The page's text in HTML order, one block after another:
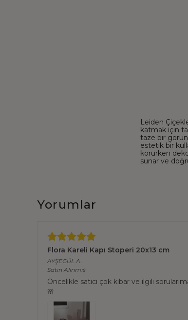
Leiden
katmak için
taze bir
estetik bir
korurken
sunar ve
Yorumlar
Flora Kareli Kapı Stoperi 20x13 cm
AYŞEGÜL A.
Satın Alınmış
Öncelikle satıcı çok kibar ve ilgili
🌸